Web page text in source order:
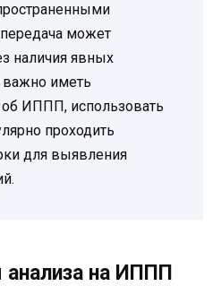
может
наличия явных
иметь
ИППП, использовать
проходить
для выявления
на ИППП